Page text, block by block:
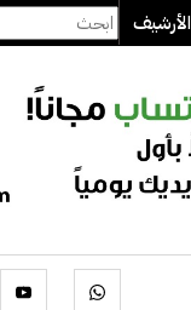
الأرشيف